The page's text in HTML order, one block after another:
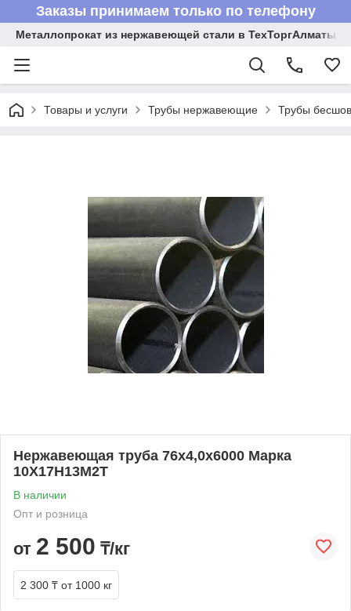
Заказы принимаем только по телефону
Металлопрокат из нержавеющей стали в ТехТоргАлматы
Товары и услуги Трубы нержавеющие Трубы
Нержавеющая труба 76х4,0х6000 Марка
10Х17Н13М2Т
В наличии
Опт и розница
от 2 500 ₸/кг
2 300 ₸ от 1000 кг